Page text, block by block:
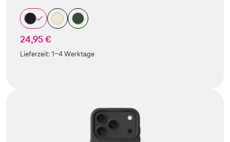
24,95 €
Lieferzeit:1-4 Werktage